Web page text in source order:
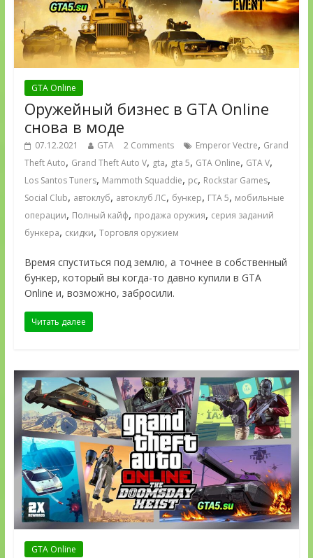
GTA Online
Оружейный бизнес в GTA Online
снова в моде
07.12.2021 GTA 2 Comments Emperor Vectre, Grand
Theft Auto, Grand Theft Auto V, gta, gta 5, GTA Online, GTA V,
Los Santos Tuners, Mammoth Squaddie, pc, Rockstar Games,
Social Club, автоклуб, автоклуб ЛС, бункер, ГТА 5, мобильные
операции, Полный кайф, продажа оружия, серия заданий
бункера, скидки, Торговля оружием
Время спуститься под землю, а точнее в собственный
бункер, который вы когда-то давно купили в GTA
Online и, возможно, забросили.
Читать далее
GTA Online